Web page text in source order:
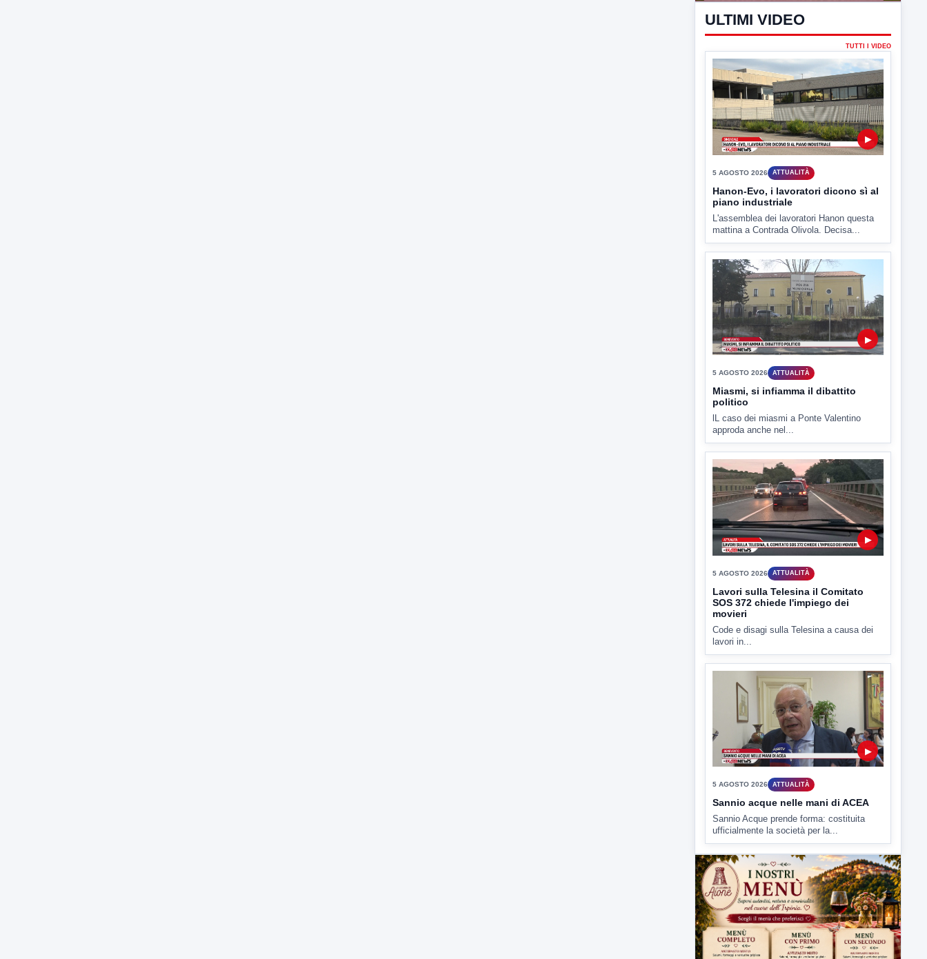
ULTIMI VIDEO
TUTTI I VIDEO
▶
5 AGOSTO 2026 ATTUALITÀ
Hanon-Evo, i lavoratori dicono sì al
piano industriale
L'assemblea dei lavoratori Hanon questa
mattina a Contrada Olivola. Decisa...
▶
5 AGOSTO 2026 ATTUALITÀ
Miasmi, si infiamma il dibattito
politico
lL caso dei miasmi a Ponte Valentino
approda anche nel...
▶
5 AGOSTO 2026 ATTUALITÀ
Lavori sulla Telesina il Comitato
SOS 372 chiede l'impiego dei
movieri
Code e disagi sulla Telesina a causa dei
lavori in...
▶
5 AGOSTO 2026 ATTUALITÀ
Sannio acque nelle mani di ACEA
Sannio Acque prende forma: costituita
ufficialmente la società per la...